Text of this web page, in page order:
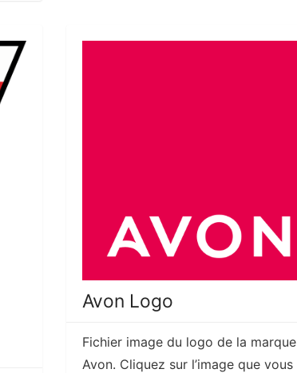
Avon Logo
Fichier image du logo de la marque
Avon. Cliquez sur l’image que vous